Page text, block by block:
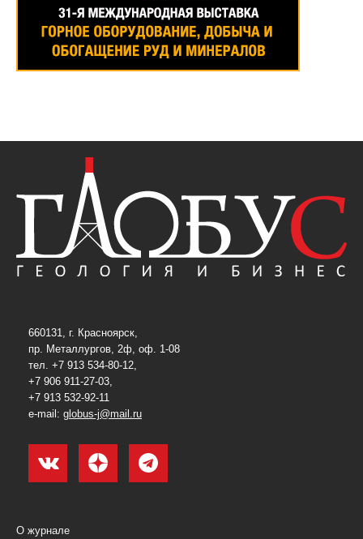
660131, г. Красноярск,
пр. Металлургов, 2ф, оф. 1-08
тел. +7 913 534-80-12,
+7 906 911-27-03,
+7 913 532-92-11
e-mail: globus-j@mail.ru
О журнале